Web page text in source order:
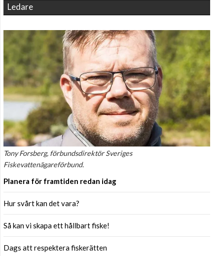
Ledare
Tony Forsberg, förbundsdirektör Sveriges
Fiskevattenägareförbund.
Planera för framtiden redan idag
Hur svårt kan det vara?
Så kan vi skapa ett hållbart fiske!
Dags att respektera fiskerätten